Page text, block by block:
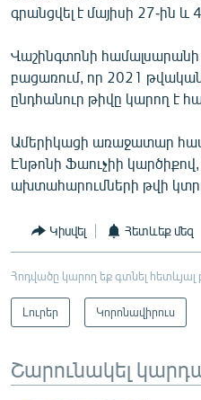
«Ազատության» բոլոր
գրանցվել է մայիսի 27-ին
Վաշինգտոնի
բացառում, որ 2021
ընդհանուր թիվը կարող է
Ամերիկացի առաջատար
Էնթոնի Ֆաուչիի
ախտահարումների թվի
Կիսվել Հետևեք մեզ
Հոդվածը կարող եք գտնել հետևյալ
Լուրեր Կորոնավիրուս
Շարունակել